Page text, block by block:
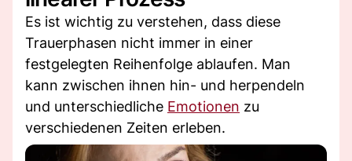
Es ist wichtig zu verstehen, dass diese
Trauerphasen nicht immer in einer
festgelegten Reihenfolge ablaufen. Man
kann zwischen ihnen hin- und herpendeln
und unterschiedliche Emotionen zu
verschiedenen Zeiten erleben.